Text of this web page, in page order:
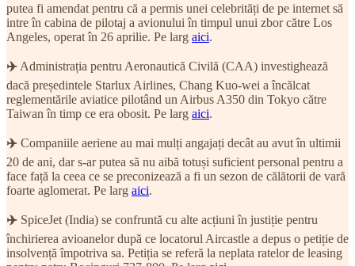
putea fi amendat pentru că a permis unei celebrități de pe internet să
intre în cabina de pilotaj a avionului în timpul unui zbor către Los
Angeles, operat în 26 aprilie. Pe larg aici.
✈️ Administrația pentru Aeronautică Civilă (CAA) investighează
dacă președintele Starlux Airlines, Chang Kuo-wei a încălcat
reglementările aviatice pilotând un Airbus A350 din Tokyo către
Taiwan în timp ce era obosit. Pe larg aici.
✈️ Companiile aeriene au mai mulți angajați decât au avut în ultimii
20 de ani, dar s-ar putea să nu aibă totuși suficient personal pentru a
face față la ceea ce se preconizează a fi un sezon de călătorii de vară
foarte aglomerat. Pe larg aici.
✈️ SpiceJet (India) se confruntă cu alte acțiuni în justiție pentru
închirierea avioanelor după ce locatorul Aircastle a depus o petiție de
insolvență împotriva sa. Petiția se referă la neplata ratelor de leasing